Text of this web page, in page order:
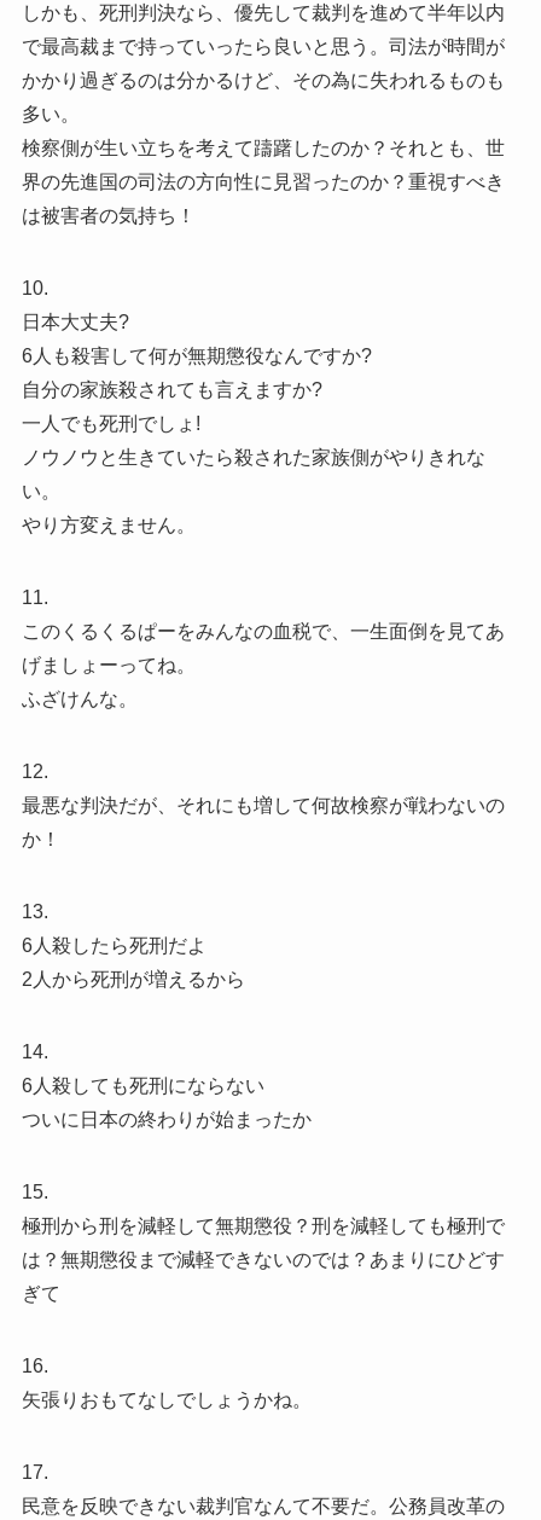
しかも、死刑判決なら、優先して裁判を進めて半年以内
で最高裁まで持っていったら良いと思う。司法が時間が
かかり過ぎるのは分かるけど、その為に失われるものも
多い。
検察側が生い立ちを考えて躊躇したのか？それとも、世
界の先進国の司法の方向性に見習ったのか？重視すべき
は被害者の気持ち！
10.
日本大丈夫?
6人も殺害して何が無期懲役なんですか?
自分の家族殺されても言えますか?
一人でも死刑でしょ!
ノウノウと生きていたら殺された家族側がやりきれな
い。
やり方変えません。
11.
このくるくるぱーをみんなの血税で、一生面倒を見てあ
げましょーってね。
ふざけんな。
12.
最悪な判決だが、それにも増して何故検察が戦わないの
か！
13.
6人殺したら死刑だよ
2人から死刑が増えるから
14.
6人殺しても死刑にならない
ついに日本の終わりが始まったか
15.
極刑から刑を減軽して無期懲役？刑を減軽しても極刑で
は？無期懲役まで減軽できないのでは？あまりにひどす
ぎて
16.
矢張りおもてなしでしょうかね。
17.
民意を反映できない裁判官なんて不要だ。公務員改革の